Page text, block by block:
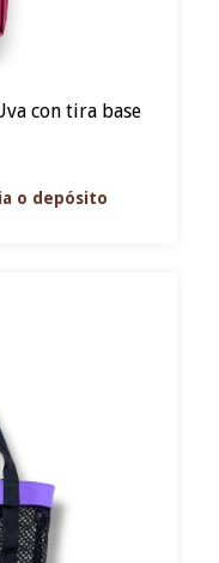
con tira base
o depósito